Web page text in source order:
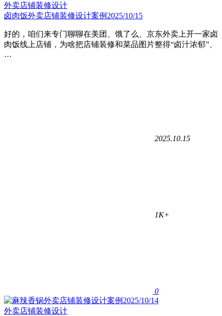
外卖店铺装修设计
卤肉饭外卖店铺装修设计案例2025/10/15
好的，咱们来专门聊聊在美团、饿了么、京东外卖上开一家卤
肉饭线上店铺，为啥把店铺装修和菜品图片整得“卤汁浓郁”、
…
2025.10.15
1K+
0
外卖店铺装修设计